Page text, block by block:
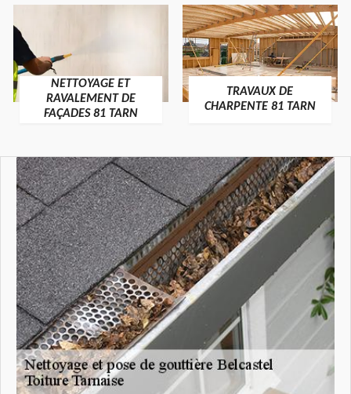
NETTOYAGE ET
RAVALEMENT DE
FAÇADES 81 TARN
TRAVAUX DE
CHARPENTE 81 TARN